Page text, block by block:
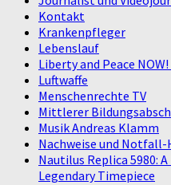
Kontakt
Krankenpfleger
Lebenslauf
Liberty and Peace
Luftwaffe
Menschenrechte TV
Mittlerer
Musik Andreas Klamm
Nachweise und Notfall-
Nautilus Replica 5980:
Legendary Timepiece